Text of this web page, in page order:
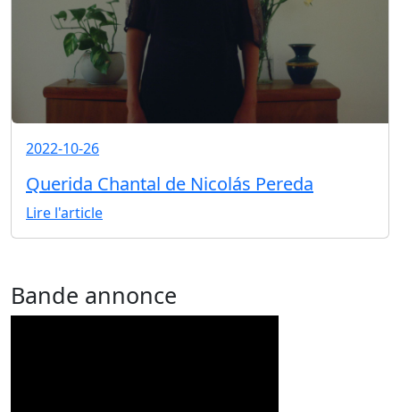
2022-10-26
Querida Chantal de Nicolás Pereda
Lire l'article
Bande annonce